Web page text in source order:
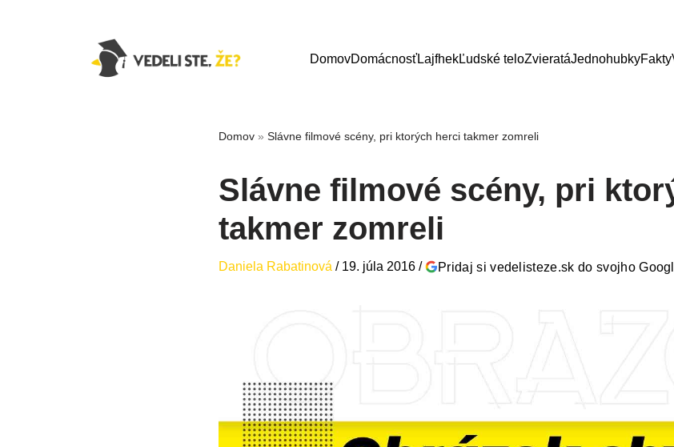
DomovDomácnosťLajfhekĽudské teloZvieratáJednohubkyFakty
Domov » Slávne filmové scény, pri ktorých herci takmer zomreli
Slávne filmové scény, pri
takmer zomreli
Daniela Rabatinová / 19. júla 2016 / Pridaj si vedelisteze.sk do svojho